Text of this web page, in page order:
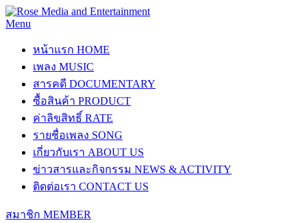
Menu
หน้าแรก HOME
เพลง MUSIC
สารคดี DOCUMENTARY
ซื้อสินค้า PRODUCT
ค่าลิขสิทธิ์ RATE
รายชื่อเพลง SONG
เกี่ยวกับเรา ABOUT US
ข่าวสารและกิจกรรม NEWS & ACTIVITY
ติดต่อเรา CONTACT US
สมาชิก MEMBER